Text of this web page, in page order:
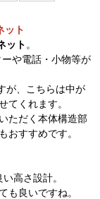
ット
ット 。
や電話・小物等が
が、こちらは中が
てくれます。
ただく本体構造部
おすすめです。
高さ設計。
も良いですね。